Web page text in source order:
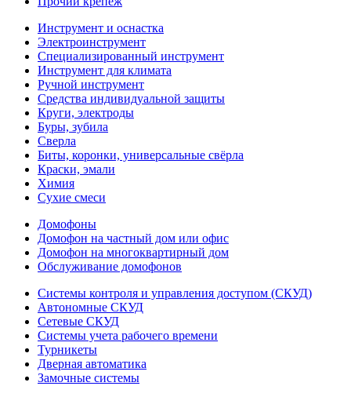
Инструмент и оснастка
Электроинструмент
Специализированный инструмент
Инструмент для климата
Ручной инструмент
Средства индивидуальной защиты
Круги, электроды
Буры, зубила
Сверла
Биты, коронки, универсальные свёрла
Краски, эмали
Химия
Сухие смеси
Домофоны
Домофон на частный дом или офис
Домофон на многоквартирный дом
Обслуживание домофонов
Системы контроля и управления доступом (СКУД)
Автономные СКУД
Сетевые СКУД
Системы учета рабочего времени
Турникеты
Дверная автоматика
Замочные системы